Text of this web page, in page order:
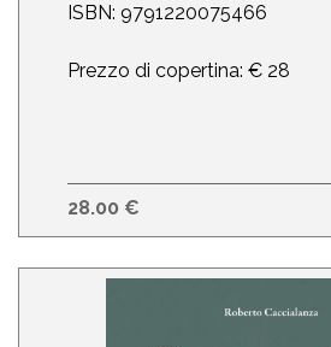
ISBN: 9791220075466
Prezzo di copertina: € 28
28.00 €